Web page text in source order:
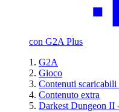
con G2A Plus
G2A
Gioco
Contenuti
Contenuto extra
Darkest Dungeon II